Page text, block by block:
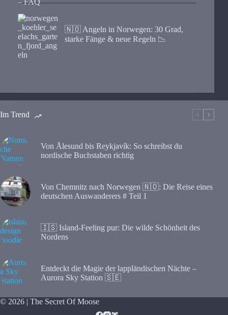
🇳🇴 Angeln in Norwegen: 30 Grad,
starke Fänge & neue Regeln 📉
Im Trend
Von Ålesund bis Reykjavík: So schreibst du
nordische Buchstaben richtig
Von Chemnitz nach Norwegen 🇳🇴: Die Reise eines
deutschen Auswanderers # Teil 1
🇮🇸 Island-Feeling pur: Die wilde Schönheit des
Nordens
Entdeckt die Magie der lappländischen Nächte –
Aurora Sky Station 🇸🇪
© 2026 | The Secret Of Moose